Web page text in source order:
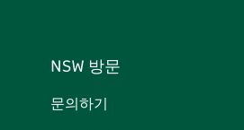
NSW 방문
문의하기